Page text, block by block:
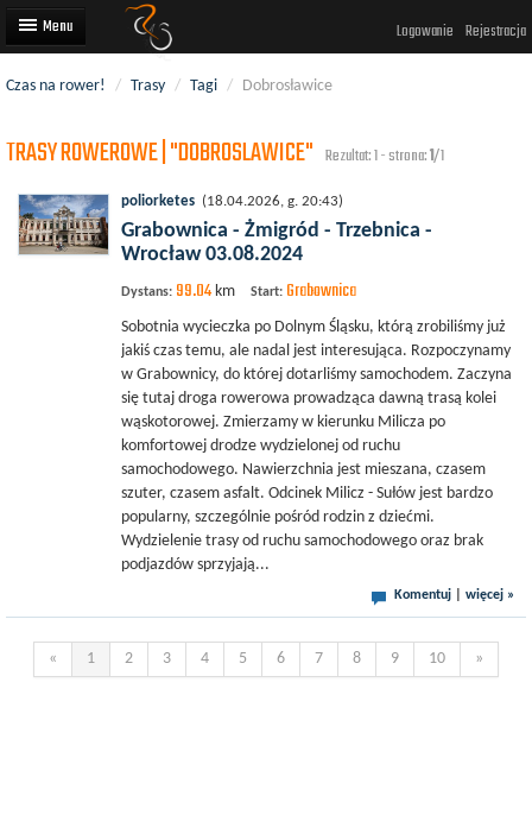
Logowanie Rejestracja
Trasy rowerowe
Wyścigi rowerowe
Użytkownicy
Czas na rower! / Trasy / Tagi / Dobrosławice
TRASY ROWEROWE | "DOBROSLAWICE" Rezultat: 1 - strona:1/1
poliorketes (18.04.2026, g. 20:43)
Grabownica - Żmigród - Trzebnica -
Wrocław 03.08.2024
Dystans: 99.04 km Start: Grabownica
Sobotnia wycieczka po Dolnym Śląsku, którą zrobiliśmy już
jakiś czas temu, ale nadal jest interesująca. Rozpoczynamy
w Grabownicy, do której dotarliśmy samochodem. Zaczyna
się tutaj droga rowerowa prowadząca dawną trasą kolei
wąskotorowej. Zmierzamy w kierunku Milicza po
komfortowej drodze wydzielonej od ruchu
samochodowego. Nawierzchnia jest mieszana, czasem
szuter, czasem asfalt. Odcinek Milicz - Sułów jest bardzo
popularny, szczególnie pośród rodzin z dziećmi.
Wydzielenie trasy od ruchu samochodowego oraz brak
podjazdów sprzyjają...
Komentuj więcej »
« 1 2 3 4 5 6 7 8 9 10 »